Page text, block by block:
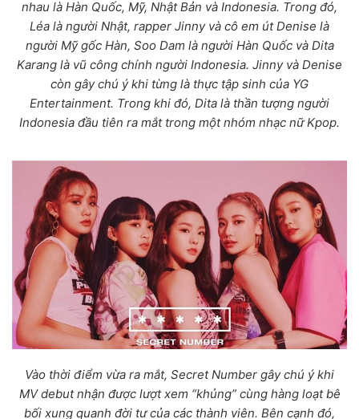
nhau là Hàn Quốc, Mỹ, Nhật Bản và Indonesia. Trong đó,
Léa là người Nhật, rapper Jinny và cô em út Denise là
người Mỹ gốc Hàn, Soo Dam là người Hàn Quốc và Dita
Karang là vũ công chính người Indonesia. Jinny và Denise
còn gây chú ý khi từng là thực tập sinh của YG
Entertainment. Trong khi đó, Dita là thần tượng người
Indonesia đầu tiên ra mắt trong một nhóm nhạc nữ Kpop.
Vào thời điểm vừa ra mắt, Secret Number gây chú ý khi
MV debut nhận được lượt xem “khủng” cùng hàng loạt bê
bối xung quanh đời tư của các thành viên. Bên cạnh đó,